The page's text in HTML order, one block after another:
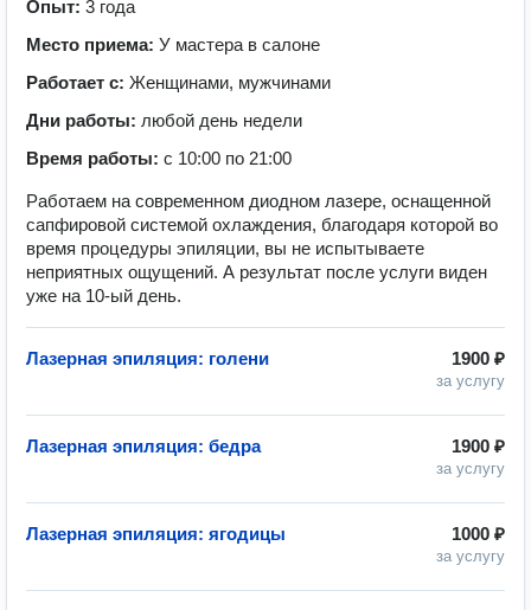
Опыт: 3 года
Место приема: У мастера в салоне
Работает с: Женщинами, мужчинами
Дни работы: любой день недели
Время работы: с 10:00 по 21:00
Работаем на современном диодном лазере, оснащенной
сапфировой системой охлаждения, благодаря которой во
время процедуры эпиляции, вы не испытываете
неприятных ощущений. А результат после услуги виден
уже на 10-ый день.
1900 ₽
за услугу
Лазерная эпиляция: голени
1900 ₽
за услугу
Лазерная эпиляция: бедра
1000 ₽
за услугу
Лазерная эпиляция: ягодицы